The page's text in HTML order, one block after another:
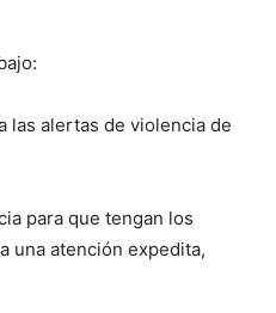
las alertas de violencia de
para que tengan los
una atención expedita,